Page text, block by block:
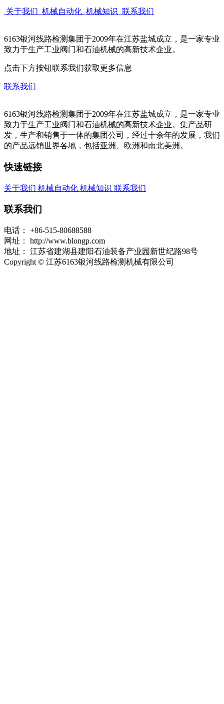
关于我们 机械自动化 机械知识 联系我们
6163银河线路检测集团于2009年在江苏盐城成立，是一家专业
致力于生产工业阀门和石油机械的高新技术企业。
点击下方按钮联系我们获取更多信息
联系我们
6163银河线路检测集团于2009年在江苏盐城成立，是一家专业
致力于生产工业阀门和石油机械的高新技术企业。集产品研
发，生产和销售于一体的集团公司，经过十余年的发展，我们
的产品远销世界各地，包括亚洲、欧洲和南北美洲。
快速链接
关于我们 机械自动化 机械知识 联系我们
联系我们
电话：
+86-515-80688588
网址：
http://www.blongp.com
地址：
江苏省建湖县建阳石油装备产业园新世纪路98号
Copyright © 江苏6163银河线路检测机械有限公司